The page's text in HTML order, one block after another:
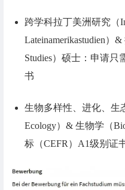
跨学科拉丁美洲研究（
Lateinamerikastudien）
Studies）硕士：申请只
书
生物多样性、进化、生
Ecology）& 生物学（
标（CEFR）A1级别证